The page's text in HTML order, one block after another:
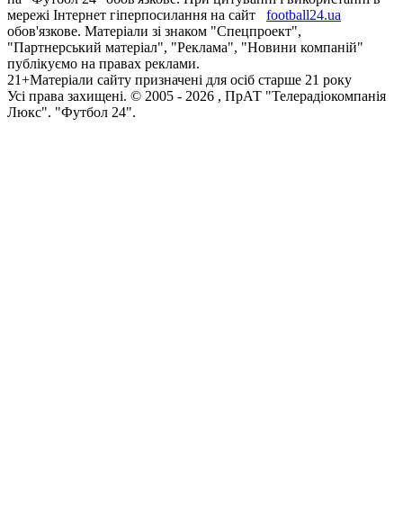
мережі Інтернет гіперпосилання на сайт
football24.ua
обов'язкове. Матеріали зі знаком "Спецпроект",
"Партнерський матеріал", "Реклама", "Новини компаній"
публікуємо на правах реклами.
21+Матеріали сайту призначені для осіб старше 21 року
Усi права захищенi. © 2005 - 2026 , ПрАТ "Телерадіокомпанія
Люкс". "Футбол 24".